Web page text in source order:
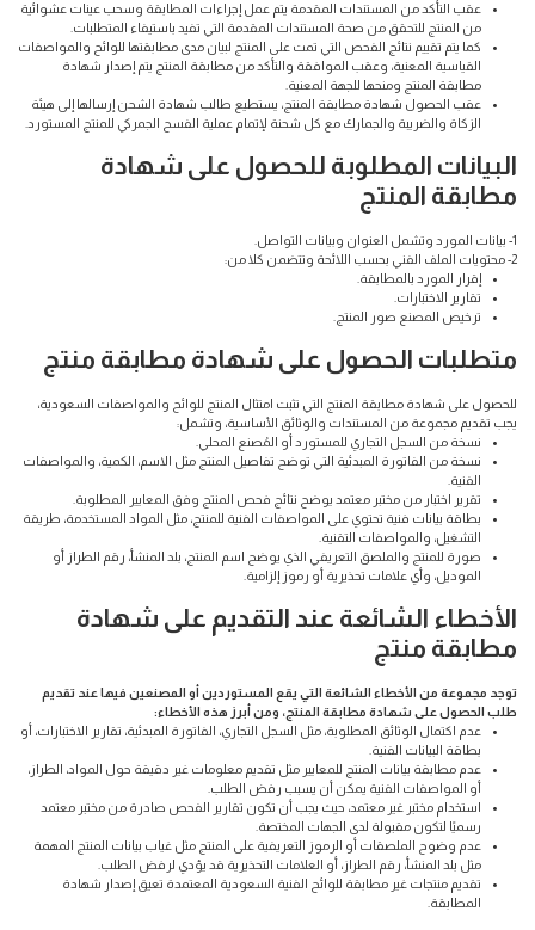
عقب التأكد من المستندات المقدمة يتم عمل إجراءات المطابقة وسحب عينات عشوائية
من المنتج للتحقق من صحة المستندات المقدمة التي تفيد باستيفاء المتطلبات.
كما يتم تقييم نتائج الفحص التي تمت على المنتج لبيان مدى مطابقتها للوائح والمواصفات
القياسية المعنية، وعقب الموافقة والتأكد من مطابقة المنتج يتم إصدار شهادة
مطابقة المنتج ومنحها للجهة المعنية.
عقب الحصول شهادة مطابقة المنتج، يستطيع طالب شهادة الشحن إرسالها إلى هيئة
الزكاة والضريبة والجمارك مع كل شحنة لإتمام عملية الفسح الجمركي للمنتج المستورد.
البيانات المطلوبة للحصول على شهادة
مطابقة المنتج
إقرار المورد بالمطابقة.
تقارير الاختبارات.
ترخيص المصنع صور المنتج.
متطلبات الحصول على شهادة مطابقة منتج
للحصول على شهادة مطابقة المنتج التي تثبت امتثال المنتج للوائح والمواصفات السعودية،
يجب تقديم مجموعة من المستندات والوثائق الأساسية، وتشمل:
نسخة من السجل التجاري للمستورد أو المُصنع المحلي.
نسخة من الفاتورة المبدئية التي توضح تفاصيل المنتج مثل الاسم، الكمية، والمواصفات
الفنية.
تقرير اختبار من مختبر معتمد يوضح نتائج فحص المنتج وفق المعايير المطلوبة.
بطاقة بيانات فنية تحتوي على المواصفات الفنية للمنتج، مثل المواد المستخدمة، طريقة
التشغيل، والمواصفات التقنية.
صورة للمنتج والملصق التعريفي الذي يوضح اسم المنتج، بلد المنشأ، رقم الطراز أو
الموديل، وأي علامات تحذيرية أو رموز إلزامية.
الأخطاء الشائعة عند التقديم على شهادة
مطابقة منتج
توجد مجموعة من الأخطاء الشائعة التي يقع المستوردين أو المصنعين فيها عند تقديم
طلب الحصول على شهادة مطابقة المنتج، ومن أبرز هذه الأخطاء:
عدم اكتمال الوثائق المطلوبة، مثل السجل التجاري، الفاتورة المبدئية، تقارير الاختبارات، أو
بطاقة البيانات الفنية.
عدم مطابقة بيانات المنتج للمعايير مثل تقديم معلومات غير دقيقة حول المواد، الطراز،
أو المواصفات الفنية يمكن أن يسبب رفض الطلب.
استخدام مختبر غير معتمد، حيث يجب أن تكون تقارير الفحص صادرة من مختبر معتمد
رسميًا لتكون مقبولة لدى الجهات المختصة.
عدم وضوح الملصقات أو الرموز التعريفية على المنتج مثل غياب بيانات المنتج المهمة
مثل بلد المنشأ، رقم الطراز، أو العلامات التحذيرية قد يؤدي لرفض الطلب.
تقديم منتجات غير مطابقة للوائح الفنية السعودية المعتمدة تعيق إصدار شهادة
المطابقة.